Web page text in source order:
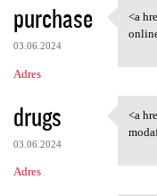
purchase
03.06.2024
Adres
<a
<a
drugs
03.06.2024
Adres
<a
<a